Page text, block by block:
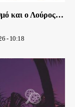
και ο Λούρος…
- 10:18